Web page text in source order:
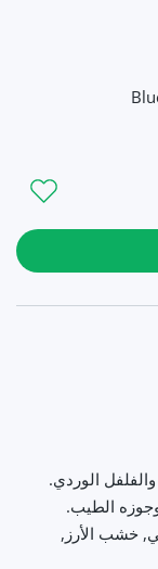
الوردي.
الطيب.
خشب الأرز,